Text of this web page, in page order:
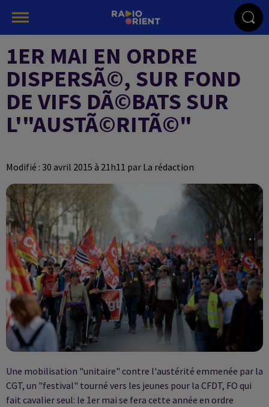
1ER MAI EN ORDRE
DISPERSÃ©, SUR FOND
DE VIFS DÃ©BATS SUR
L'"AUSTÃ©RITÃ©"
Modifié : 30 avril 2015 à 21h11 par La rédaction
Une mobilisation "unitaire" contre l'austérité emmenée par la
CGT, un "festival" tourné vers les jeunes pour la CFDT, FO qui
fait cavalier seul: le 1er mai se fera cette année en ordre